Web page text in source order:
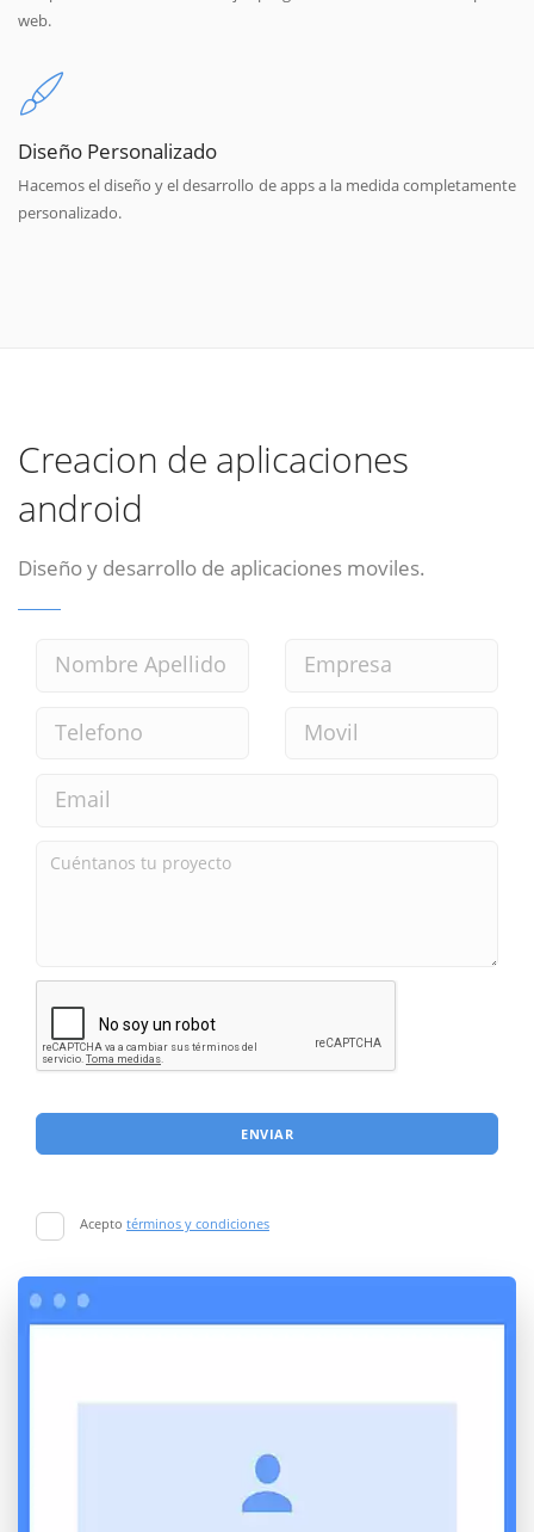
web.
Diseño Personalizado
Hacemos el diseño y el desarrollo de apps a la medida completamente
personalizado.
Creacion de aplicaciones
android
Diseño y desarrollo de aplicaciones moviles.
ENVIAR
Acepto términos y condiciones